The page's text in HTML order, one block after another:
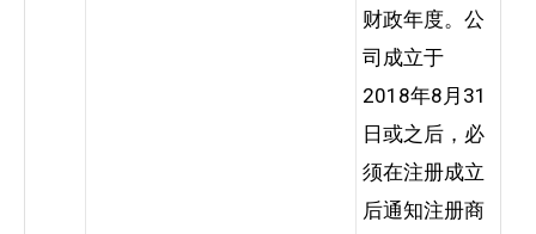
财政年度。公
司成立于
2018年8月31
日或之后，必
须在注册成立
后通知注册商